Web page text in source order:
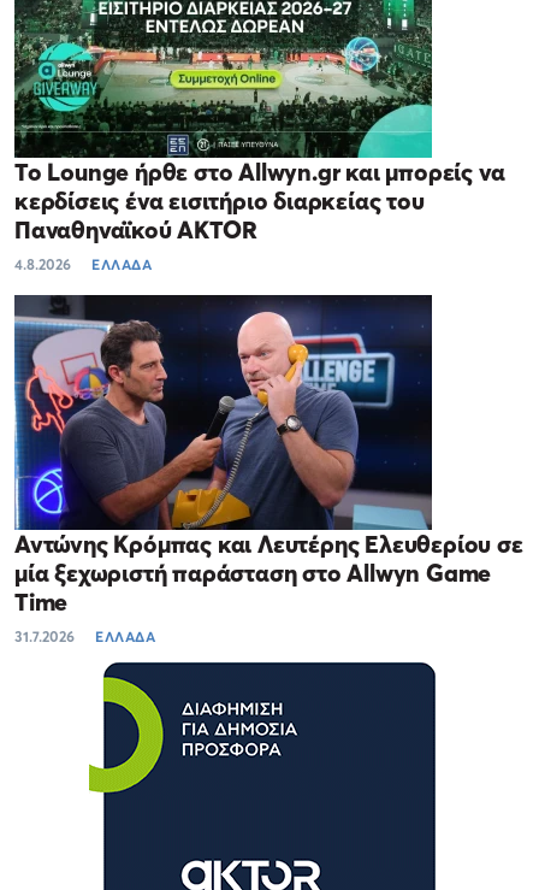
Το Lounge ήρθε στο Allwyn.gr και μπορείς να
κερδίσεις ένα εισιτήριο διαρκείας του
Παναθηναϊκού AKTOR
4.8.2026 ΕΛΛΑΔΑ
Αντώνης Κρόμπας και Λευτέρης Ελευθερίου σε
μία ξεχωριστή παράσταση στο Allwyn Game
Time
31.7.2026 ΕΛΛΑΔΑ